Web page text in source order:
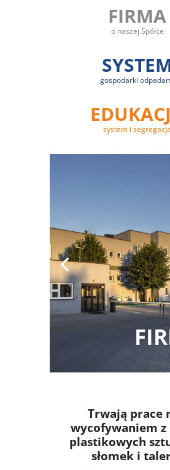
FIRMA
o naszej Spółce
gospodarki
system i segregacja
Trwają prace
wycofywaniem
plastikowych
słomek i